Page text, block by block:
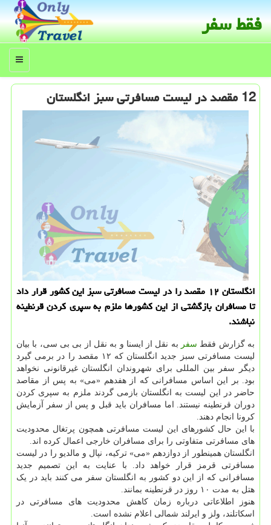
فقط سفر
منو
12 مقصد در لیست مسافرتی سبز انگلستان
انگلستان ۱۲ مقصد را در لیست مسافرتی سبز این کشور قرار داد
تا مسافران بازگشتی از این کشورها ملزم به سپری کردن قرنطینه
نباشند.
به گزارش فقط سفر به نقل از ایسنا و به نقل از بی بی سی، با بیان
لیست مسافرتی سبز جدید انگلستان که ۱۲ مقصد را در برمی گیرد
دیگر سفر بین المللی برای شهروندان انگلستان غیرقانونی نخواهد
بود. بر این اساس مسافرانی که از هفدهم «می» به پس از مقاصد
حاضر در این لیست به انگلستان بازمی گردند ملزم به سپری کردن
دوران قرنطینه نیستند. اما مسافران باید قبل و پس از سفر آزمایش
کرونا انجام دهند.
با این حال کشورهای این لیست مسافرتی همچون پرتغال محدودیت
های مسافرتی متفاوتی را برای مسافران خارجی اعمال کرده اند.
انگلستان همینطور از دوازدهم «می» ترکیه، نپال و مالدیو را در لیست
مسافرتی قرمز قرار خواهد داد. با عنایت به این تصمیم جدید
مسافرانی که از این دو کشور به انگلستان سفر می کنند باید در یک
هتل به مدت ۱۰ روز در قرنطینه بمانند.
هنوز اطلاعاتی درباره زمان کاهش محدودیت های مسافرتی در
اسکاتلند، ولز و ایرلند شمالی اعلام نشده است.